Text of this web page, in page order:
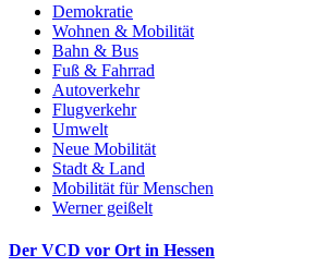
Demokratie
Wohnen & Mobilität
Bahn & Bus
Fuß & Fahrrad
Autoverkehr
Flugverkehr
Umwelt
Neue Mobilität
Stadt & Land
Mobilität für Menschen
Werner geißelt
Der VCD vor Ort in Hessen